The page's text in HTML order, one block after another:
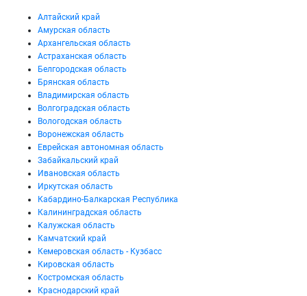
Алтайский край
Амурская область
Архангельская область
Астраханская область
Белгородская область
Брянская область
Владимирская область
Волгоградская область
Вологодская область
Воронежская область
Еврейская автономная область
Забайкальский край
Ивановская область
Иркутская область
Кабардино-Балкарская Республика
Калининградская область
Калужская область
Камчатский край
Кемеровская область - Кузбасс
Кировская область
Костромская область
Краснодарский край